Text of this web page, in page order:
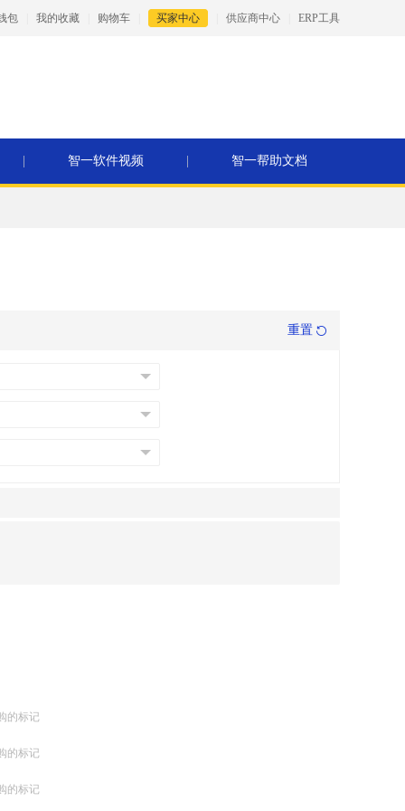
包 我的收藏 购物车 买家中心 供应商中心 ERP工具
智一软件视频 智一帮助文档
重置
的标记
的标记
的标记